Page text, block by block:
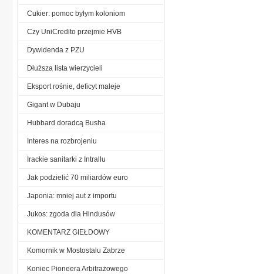
Cukier: pomoc byłym koloniom
Czy UniCredito przejmie HVB
Dywidenda z PZU
Dłuższa lista wierzycieli
Eksport rośnie, deficyt maleje
Gigant w Dubaju
Hubbard doradcą Busha
Interes na rozbrojeniu
Irackie sanitarki z Intrallu
Jak podzielić 70 miliardów euro
Japonia: mniej aut z importu
Jukos: zgoda dla Hindusów
KOMENTARZ GIEŁDOWY
Komornik w Mostostalu Zabrze
Koniec Pioneera Arbitrażowego